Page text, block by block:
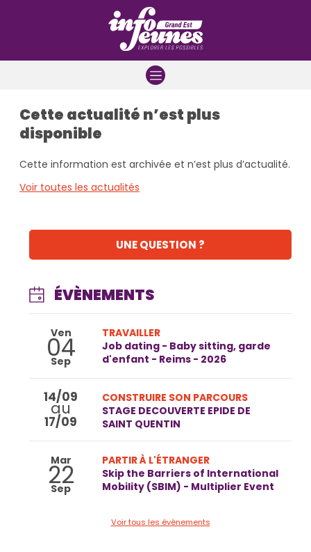
Cette actualité n’est plus
disponible
Cette information est archivée et n’est plus d’actualité.
Voir toutes les actualités
UNE QUESTION ?
ÉVÈNEMENTS
Ven
04
Sep
TRAVAILLER
Job dating - Baby sitting, garde
d'enfant - Reims - 2026
14/09
au
17/09
CONSTRUIRE SON PARCOURS
STAGE DECOUVERTE EPIDE DE
SAINT QUENTIN
Mar
22
Sep
PARTIR À L'ÉTRANGER
Skip the Barriers of International
Mobility (SBIM) - Multiplier Event
Voir tous les évènements